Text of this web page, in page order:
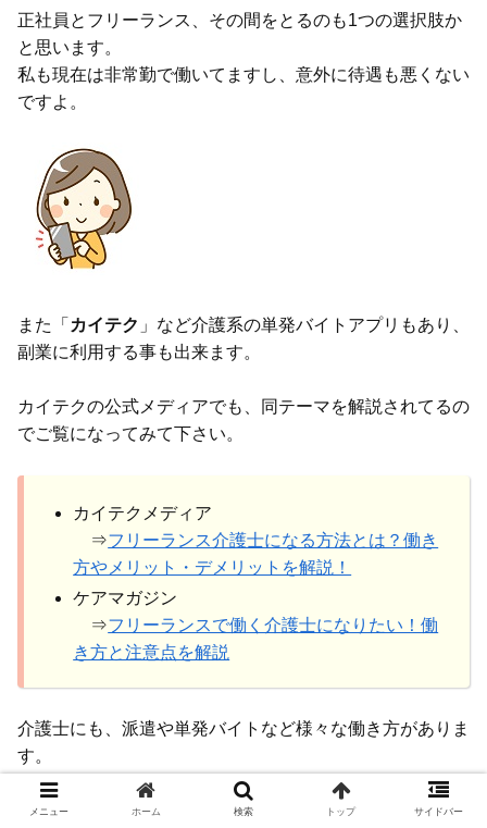
正社員とフリーランス、その間をとるのも1つの選択肢か
と思います。
私も現在は非常勤で働いてますし、意外に待遇も悪くない
ですよ。
また「 カイテク 」など介護系の単発バイトアプリもあり、
副業に利用する事も出来ます。
カイテクの公式メディアでも、同テーマを解説されてるの
でご覧になってみて下さい。
カイテクメディア
⇒フリーランス介護士になる方法とは？働き
方やメリット・デメリットを解説！
ケアマガジン
⇒フリーランスで働く介護士になりたい！働
き方と注意点を解説
介護士にも、派遣や単発バイトなど様々な働き方がありま
す。
上記のアプリも無料で利用できますので、活用してみて下
さい。
メニュー ホーム 検索 トップ サイドバー